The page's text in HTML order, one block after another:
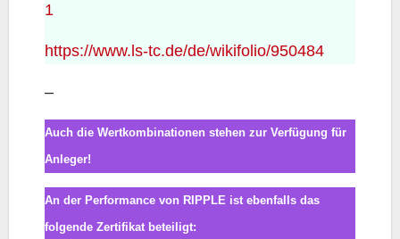
1
https://www.ls-tc.de/de/wikifolio/950484
–
Auch die Wertkombinationen stehen zur Verfügung für
Anleger!
An der Performance von RIPPLE ist ebenfalls das
folgende Zertifikat beteiligt: